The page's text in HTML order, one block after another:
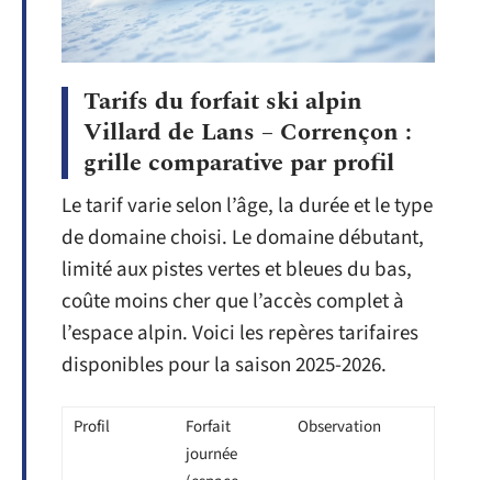
Tarifs du forfait ski alpin
Villard de Lans – Corrençon :
grille comparative par profil
Le tarif varie selon l’âge, la durée et le type
de domaine choisi. Le domaine débutant,
limité aux pistes vertes et bleues du bas,
coûte moins cher que l’accès complet à
l’espace alpin. Voici les repères tarifaires
disponibles pour la saison 2025-2026.
Profil
Forfait
journée
Observation